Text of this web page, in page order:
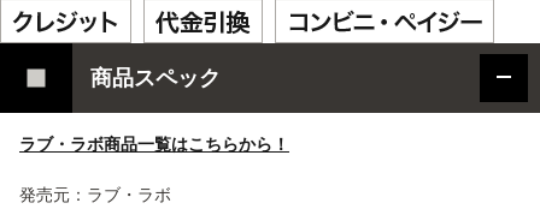
商品スペック
ラブ・ラボ商品一覧はこちらから！
発売元：ラブ・ラボ